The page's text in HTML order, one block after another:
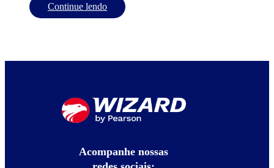
Continue lendo
Acompanhe nossas